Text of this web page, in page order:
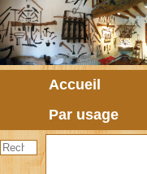
Accueil
Par usage